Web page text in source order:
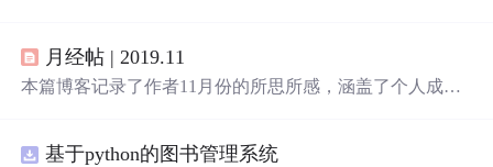
的语言表达了对宇宙的敬畏之情，以及人类作为宇宙一部
分的独特意义。
月经帖 | 2019.11
本篇博客记录了作者11月份的所思所感，涵盖了个人成
生活态度的反思，展现了作者对自我提升和时代变迁的深
基于python的图书管理系统